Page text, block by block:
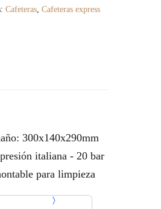
Cafeteras,Cafeteras express
300x140x290mm
italiana - 20 bar
para limpieza